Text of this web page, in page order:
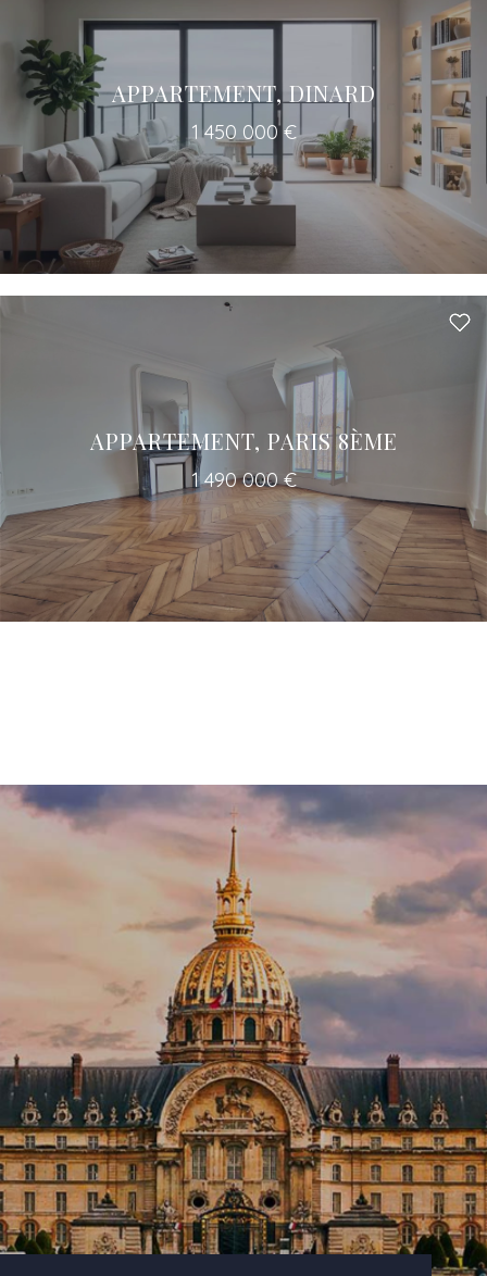
APPARTEMENT, DINARD
1 450 000 €
APPARTEMENT, PARIS 8ÈME
1 490 000 €